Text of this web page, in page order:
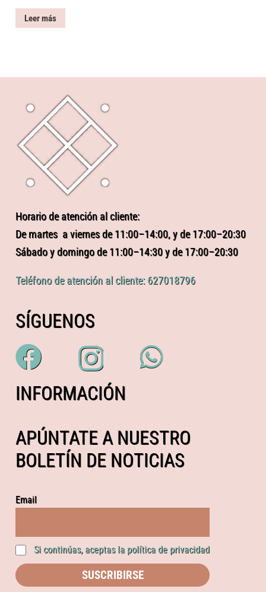
Leer más
Horario de atención al cliente:
De martes a viernes de 11:00–14:00, y de 17:00–20:30
Sábado y domingo de 11:00–14:30 y de 17:00–20:30
Teléfono de atención al cliente: 627018796
SÍGUENOS
INFORMACIÓN
APÚNTATE A NUESTRO
BOLETÍN DE NOTICIAS
Email
Si continúas, aceptas la política de privacidad